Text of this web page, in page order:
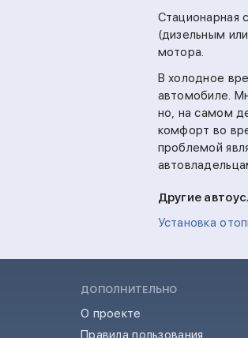
Стационарная
(дизельным
мотора.
В холодное
автомобиле.
но, на самом
комфорт во
проблемой
Другие
Установка
ДОПОЛНИТЕЛЬНО
О проекте
Правила пользования